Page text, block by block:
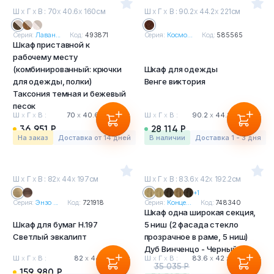
Ш х Г х В : 70х 40.6х 160см
Серия:Лаван... Код: 493871
Шкаф приставной к
рабочему месту
(комбинированный: крючки
для одежды, полки)
Таксония темная и бежевый
песок
Ш х Г х В : 70 х40.6 160 см
36 951 Р
На заказ Доставка от 14 дней
Ш х Г х В : 90.2х 44.2х 221см
Серия: Космо... Код: 585565
Шкаф для одежды
Венге виктория
Ш х Г х В : 90.2 х 44.2 221 см
28 114 Р
в наличии Доставка 1 - 3 дня
Ш х Г х В : 82х 44х 197см
Серия:Энзо ... Код: 721918
Шкаф для бумаг H.197
Светлый эвкалипт
Ш х Г х В : 82 х44 197 см
Ш х Г х В : 83.6х 42х 192.2см
+1
Серия: Конце... Код: 748340
Шкаф одна широкая секция,
5 ниш (2 фасада стекло
прозрачное в раме, 5 ниш)
Дуб Винченцо - Черный
Ш х Г х В : 83.6 х 42 х 192.2 см
35 035 Р